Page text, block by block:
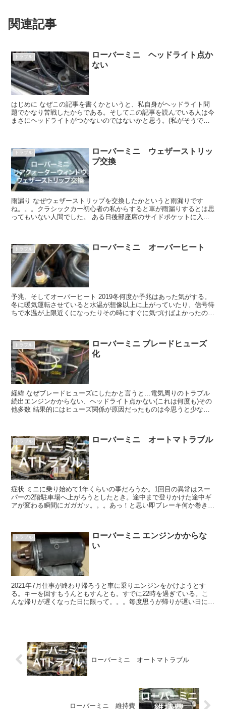
関連記事
トラブル
ローバーミニ ヘッドライト点か
ない
はじめに なぜこの記事を書くかというと、私自身がヘッドライト問
題でかなり苦戦したからである。そしてこの記事を読んでいる人は今
まさにヘッドライトがつかないのではないかと思う。(私がそうであ
トラブル
ローバーミニ ウェザーストリッ
プ交換
雨漏り なぜウェザーストリップを交換したかというと雨漏りです
ね。。。クラシックカー初心者の私からすると車が雨漏りするとは思
ってもいない人間でした。 ある日後部座席のサイドポケットに入れ
トラブル ローバーミニ オーバーヒート
予兆、そしてオーバーヒート 2019冬何度か予兆はあった気がする。
冬に暖気運転させていると水温が想像以上に上がっていたり、信号待
ちで水温が上限近くになったりその時にすぐに気づけばよかったのだ
トラブル
ローバーミニ ブレードヒューズ
化
経緯 なぜブレードヒューズにしたかと言うと…電気周りのトラブル
続出エンジンかからない、ヘッドライト点かない(これは何度も)その
他多数 結果的にはヒューズ関係が原因だったものは今思うと少ない
トラブル ローバーミニ オートマトラブル
症状 ミニに乗り始めて1年くらいの事だろうか。1回目の異常はスー
パーの2階駐車場へ上がろうとしたとき。途中まで登りかけた途中ギ
アが変わる瞬間にガガガッ。。。あっ！と思い即ブレーキ何か巻き込
トラブル
ローバーミニ エンジンかからな
い
2021年7月仕事が終わり帰ろうと車に乗りエンジンをかけようとす
る。キーを回すもうんともすんとも。すでに22時を過ぎている。こ
んな帰りが遅くなった日に限って。。。毎度思うが帰りが遅い日に限
ローバーミニ オートマトラブル
ローバーミニ 維持費